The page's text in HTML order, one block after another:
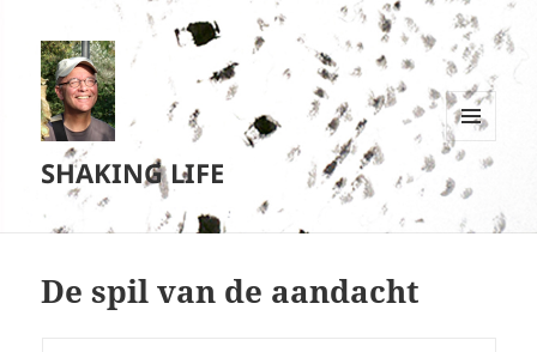
SHAKING LIFE
MENU
WIDGETS
De spil van de aandacht